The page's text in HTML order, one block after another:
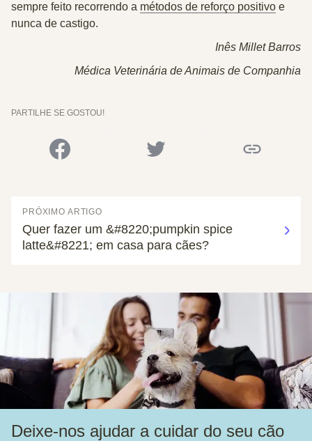
sempre feito recorrendo a métodos de reforço positivo e
nunca de castigo.
Inês Millet Barros
Médica Veterinária de Animais de Companhia
PARTILHE SE GOSTOU!
PRÓXIMO ARTIGO
Quer fazer um &#8220;pumpkin spice
latte&#8221; em casa para cães?
Deixe-nos ajudar a cuidar do seu cão